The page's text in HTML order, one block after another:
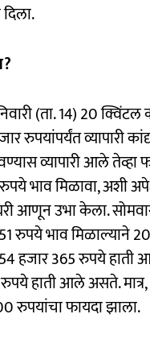
(ता. 14) 20 क्विंटल
रुपयांपर्यंत व्यापारी
व्यापारी आले तेव्हा
भाव मिळावा, अशी
आणून उभा केला.
रुपये भाव मिळाल्याने
365 रुपये हाती
हाती आले असते. मात्र,
रुपयांचा फायदा झाला.